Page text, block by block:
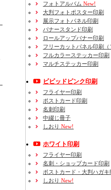
フォトアルバム New!
大判フォトポスター印刷
展示フォトパネル印刷
バナースタンド印刷
ロールアップバナー印刷
フリーカットパネル印刷（
フルカラーステッカー印刷
マルチステッカー印刷
ビビッドピンク印刷
フライヤー印刷
ポストカード印刷
名刺印刷
中綴じ冊子
しおり New!
ホワイト印刷
フライヤー印刷
名刺・ショップカード印刷
ポストカード・大判ハガキ
しおり New!